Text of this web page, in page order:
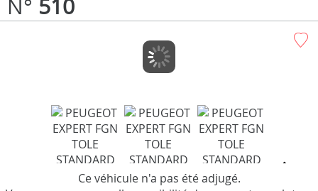
N° 510
Ce véhicule n'a pas été adjugé.